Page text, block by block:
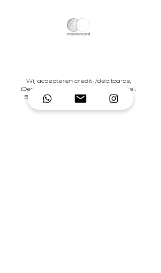
Wij accepteren credit-/debitcards,
iDeal en pinbetalingen in onze winkel.
BTW-nummer NL866242867B01 | KvK-